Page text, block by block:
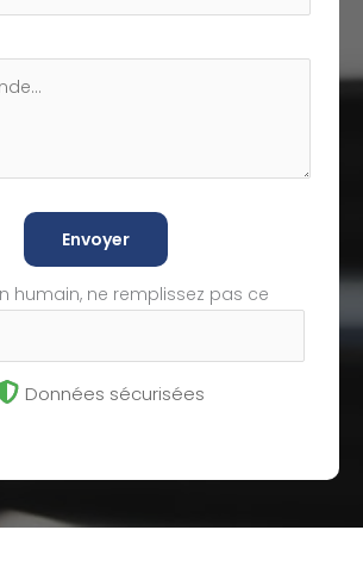
Envoyer
humain, ne remplissez pas ce
Données sécurisées